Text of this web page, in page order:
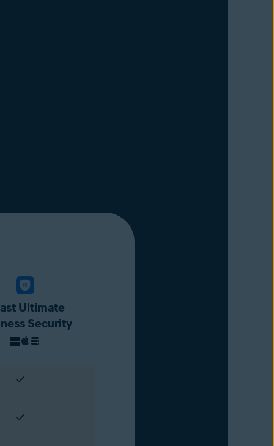
Ultimate
Security